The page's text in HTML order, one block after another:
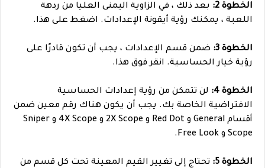
الخطوة 2:
بعد ذلك ، في الزاوية اليمنى العليا من ردهة
اللعبة ، يمكنك رؤية أيقونة الإعدادات. اضغط على هذا.
الخطوة 3:
ضمن قسم الإعدادات ، يجب أن تكون قادرًا على
رؤية خيار الحساسية. انقر فوق هذا.
الخطوة 4:
لن تتمكن من رؤية إعدادات الحساسية
الافتراضية الخاصة بك. يجب أن يكون هناك رقم معين ضمن
أقسام General و Red Dot و 2X Scope و 4X Scope و Sniper
Scope و Free Look.
الخطوة 5:
تحتاج إلى تغيير القيم المعينة تحت كل قسم من